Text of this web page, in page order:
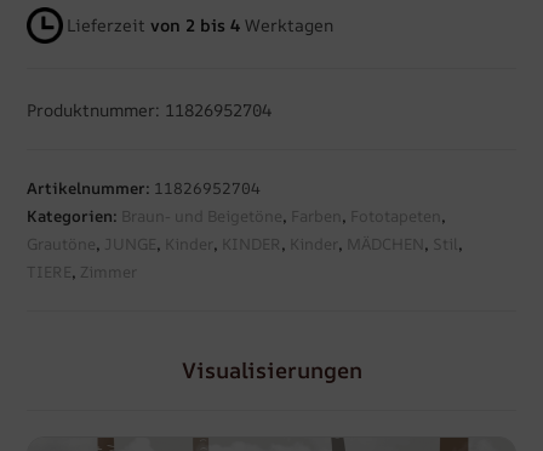
Lieferzeitvon 2 bis 4 Werktagen
Produktnummer: 11826952704
Artikelnummer: 11826952704
Kategorien: Braun- und Beigetöne, Farben , Fototapeten ,
Grautöne, JUNGE, Kinder, KINDER, Kinder, MÄDCHEN , Stil,
TIERE, Zimmer
Visualisierungen